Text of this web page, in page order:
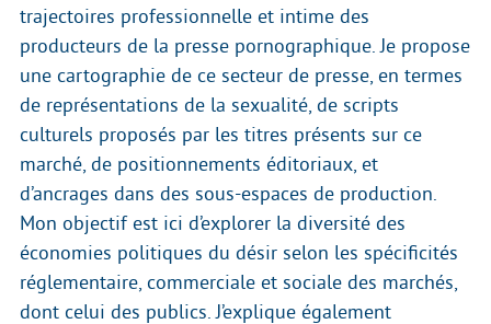
trajectoires professionnelle et intime des
producteurs de la presse pornographique. Je propose
une cartographie de ce secteur de presse, en termes
de représentations de la sexualité, de scripts
culturels proposés par les titres présents sur ce
marché, de positionnements éditoriaux, et
d’ancrages dans des sous-espaces de production.
Mon objectif est ici d’explorer la diversité des
économies politiques du désir selon les spécificités
réglementaire, commerciale et sociale des marchés,
dont celui des publics. J’explique également